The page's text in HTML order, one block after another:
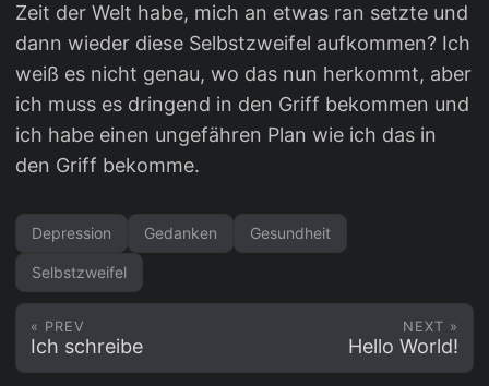
Zeit der Welt habe, mich an etwas ran setzte und
dann wieder diese Selbstzweifel aufkommen? Ich
weiß es nicht genau, wo das nun herkommt, aber
ich muss es dringend in den Griff bekommen und
ich habe einen ungefähren Plan wie ich das in
den Griff bekomme.
Depression Gedanken Gesundheit
Selbstzweifel
« PREV
Ich schreibe
NEXT »
Hello World!